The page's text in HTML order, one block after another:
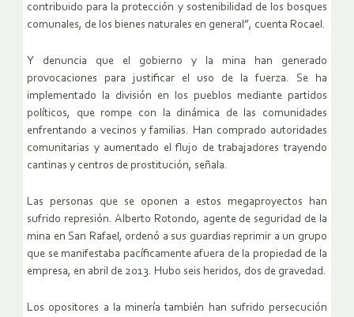
contribuido para la protección y sostenibilidad de los bosques
comunales, de los bienes naturales en general”, cuenta Rocael.
Y denuncia que el gobierno y la mina han generado
provocaciones para justificar el uso de la fuerza. Se ha
implementado la división en los pueblos mediante partidos
políticos, que rompe con la dinámica de las comunidades
enfrentando a vecinos y familias. Han comprado autoridades
comunitarias y aumentado el flujo de trabajadores trayendo
cantinas y centros de prostitución, señala.
Las personas que se oponen a estos megaproyectos han
sufrido represión. Alberto Rotondo, agente de seguridad de la
mina en San Rafael, ordenó a sus guardias reprimir a un grupo
que se manifestaba pacíficamente afuera de la propiedad de la
empresa, en abril de 2013. Hubo seis heridos, dos de gravedad.
Los opositores a la minería también han sufrido persecución